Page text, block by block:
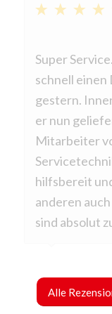
Wir sind
Angeboten,
für die
Die
freundlich
persönliche
angenehm.
genommen
umgesetzt.
freuen uns
Super
schnell einen
gestern.
er nun
Mitarbeiter
hilfsbereit
anderen
sind absolut
Alle